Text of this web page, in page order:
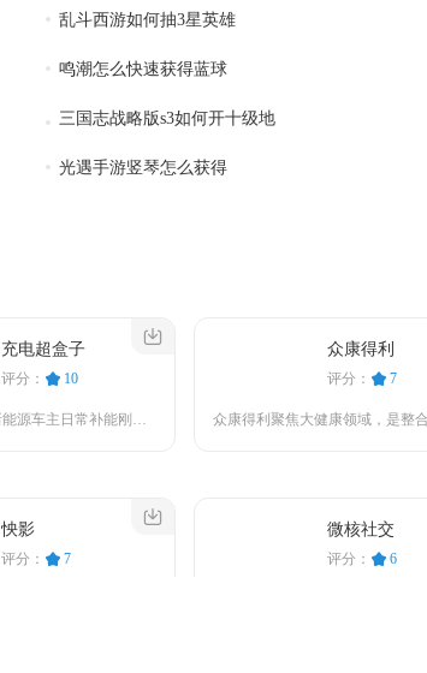
乱斗西游如何抽3星英雄
鸣潮怎么快速获得蓝球
三国志战略版s3如何开十级地
光遇手游竖琴怎么获得
充电超盒子
评分： 10
众康得利
评分： 7
怏影
评分： 7
微核社交
评分： 6